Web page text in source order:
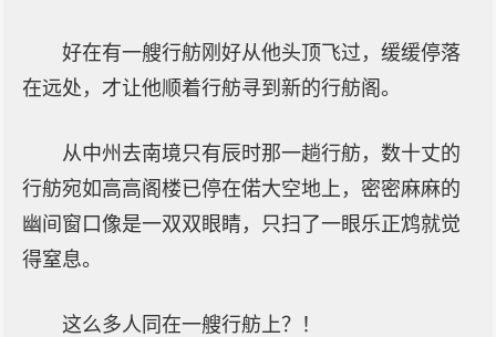
好在有一艘行舫刚好从他头顶飞过，缓缓停落
在远处，才让他顺着行舫寻到新的行舫阁。
从中州去南境只有辰时那一趟行舫，数十丈的
行舫宛如高高阁楼已停在偌大空地上，密密麻麻的
幽间窗口像是一双双眼睛，只扫了一眼乐正鸩就觉
得窒息。
这么多人同在一艘行舫上？！